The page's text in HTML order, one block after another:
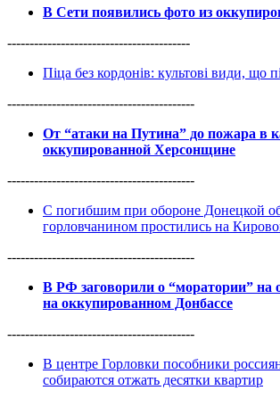
В Сети появились фото из
-----------------------------------------
Піца без кордонів: культові види, що
------------------------------------------
От “атаки на Путина” до пожара в
оккупированной Херсонщине
------------------------------------------
С погибшим при обороне Донецкой
горловчанином простились на
------------------------------------------
В РФ заговорили о “моратории” на
на оккупированном Донбассе
------------------------------------------
В центре Горловки пособники
собираются отжать десятки квартир